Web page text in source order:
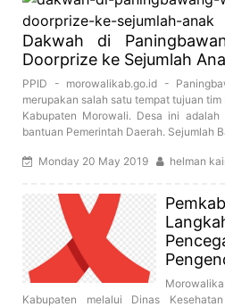
Dakwah di
Doorprize ke Sejumlah
PPID - morowalikab.go.id -
merupakan salah satu tempat tujuan
Kabupaten Morowali. Desa ini adalah
bantuan Pemerintah Daerah. Sejumlah
Monday 20 May 2019 helman
Kabupaten melalui Dinas